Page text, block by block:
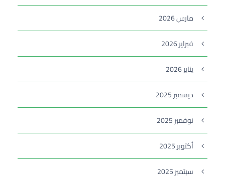
مارس 2026
فبراير 2026
يناير 2026
ديسمبر 2025
نوفمبر 2025
أكتوبر 2025
سبتمبر 2025